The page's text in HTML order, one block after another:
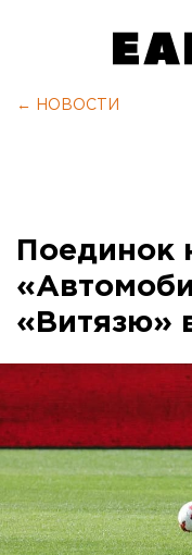
← НОВОСТИ
Поединок
«Витязю»